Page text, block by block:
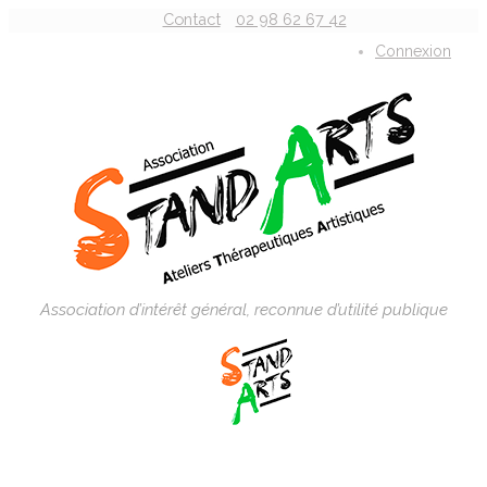
Contact 02 98 62 67 42
Connexion
Association d’intérêt général, reconnue d’utilité publique